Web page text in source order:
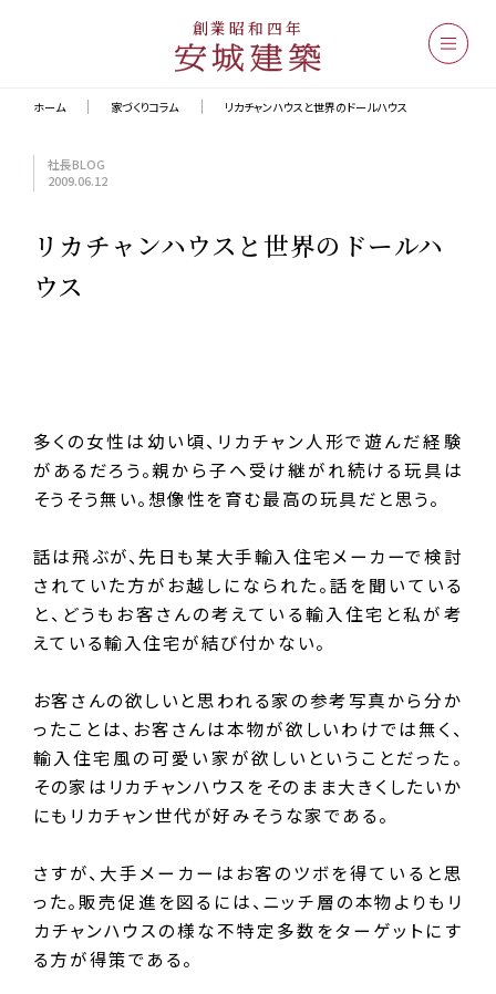
創業昭和四年
ホーム 家づくりコラム リカチャンハウスと世界のドールハウス
社長BLOG
2009.06.12
リカチャンハウスと世界のドールハ
ウス
多くの女性は幼い頃、リカチャン人形で遊んだ経験
があるだろう。親から子へ受け継がれ続ける玩具は
そうそう無い。想像性を育む最高の玩具だと思う。
話は飛ぶが、先日も某大手輸入住宅メーカーで検討
されていた方がお越しになられた。話を聞いている
と、どうもお客さんの考えている輸入住宅と私が考
えている輸入住宅が結び付かない。
お客さんの欲しいと思われる家の参考写真から分か
ったことは、お客さんは本物が欲しいわけでは無く、
輸入住宅風の可愛い家が欲しいということだった。
その家はリカチャンハウスをそのまま大きくしたいか
にもリカチャン世代が好みそうな家である。
さすが、大手メーカーはお客のツボを得ていると思
った。販売促進を図るには、ニッチ層の本物よりもリ
カチャンハウスの様な不特定多数をターゲットにす
る方が得策である。